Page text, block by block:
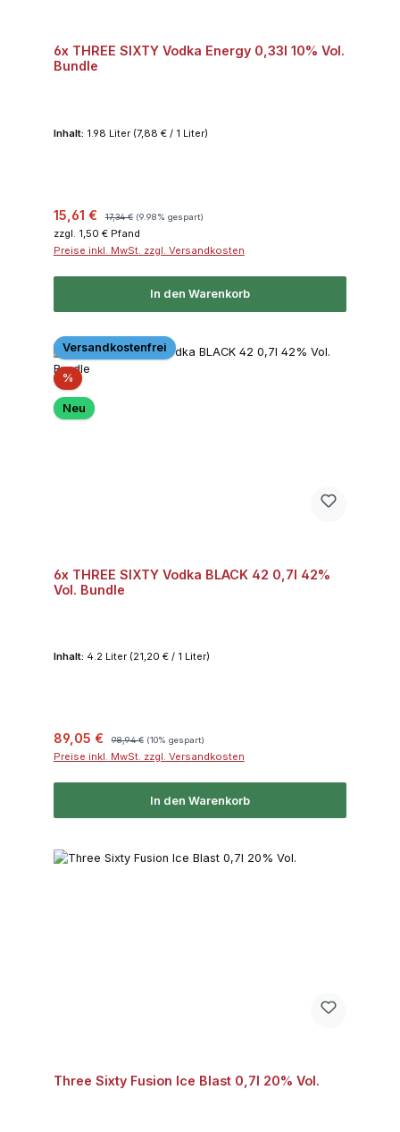
6x THREE SIXTY Vodka Energy 0,33l 10% Vol.
Bundle
Inhalt: 1.98 Liter (7,88 € / 1 Liter)
Verkaufspreis:
15,61 € 17,34 € (9.98% gespart)
zzgl. 1,50 € Pfand
Preise inkl. MwSt. zzgl. Versandkosten
In den Warenkorb
Versandkostenfrei
%Rabatt
Neu
6x THREE SIXTY Vodka BLACK 42 0,7l 42%
Vol. Bundle
Inhalt: 4.2 Liter (21,20 € / 1 Liter)
Verkaufspreis:
89,05 € 98,94 € (10% gespart)
Preise inkl. MwSt. zzgl. Versandkosten
In den Warenkorb
Three Sixty Fusion Ice Blast 0,7l 20% Vol.